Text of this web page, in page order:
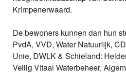
Krimpenerwaard.
De bewoners kunnen dan hun
PvdA, VVD, Water Natuurlijk,
Unie, DWLK & Schieland:
Veilig Vitaal Waterbeheer,